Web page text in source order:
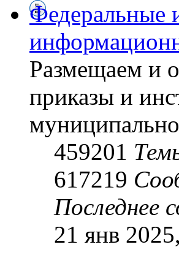
Федеральные
Размещаем и
приказы и
459201
617219
Последнее
21 янв